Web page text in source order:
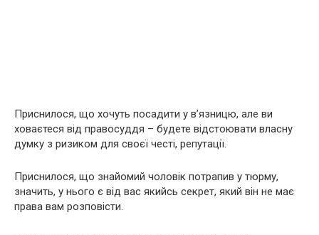
Приснилося, що хочуть посадити у в’язницю, але ви
ховаєтеся від правосуддя – будете відстоювати власну
думку з ризиком для своєї честі, репутації.
Приснилося, що знайомий чоловік потрапив у тюрму,
значить, у нього є від вас якийсь секрет, який він не має
права вам розповісти.